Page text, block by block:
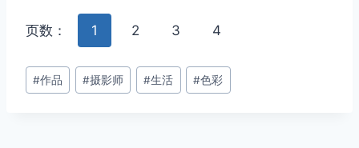
页数： 1 2 3 4
文
章
#作品 #摄影师 #生活 #色彩